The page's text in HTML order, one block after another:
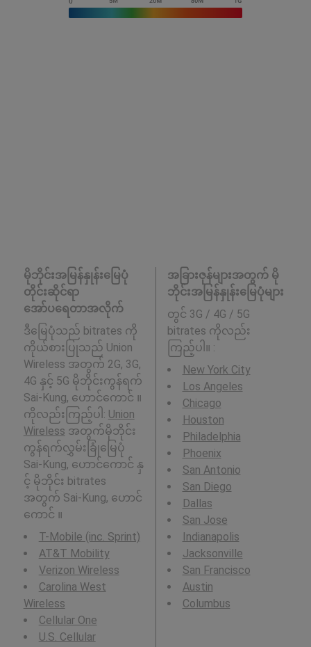
မိုဘိုင်းအမြန်နှုန်းမြေပုံ
တိုင်းဆိုင်ရာ
အော်ပရေတာအလိုက်
ဒီမြေပုံသည် bitrates ကို
ကိုယ်စားပြုသည် Union
Wireless အတွက် 2G, 3G,
4G နှင့် 5G မိုဘိုင်းကွန်ရက်
Sai-Kung, ဟောင်ကောင် ။
ကိုလည်းကြည့်ပါ: Union
Wireless အတွက်မိုဘိုင်း
ကွန်ရက်လွှမ်းခြုံမြေပုံ
Sai-Kung, ဟောင်ကောင် နှ
င့် မိုဘိုင်း bitrates
အတွက် Sai-Kung, ဟောင်
ကောင် ။
T-Mobile (inc. Sprint)
AT&T Mobility
Verizon Wireless
Carolina West
Wireless
Cellular One
U.S. Cellular
အခြားဇုန်များအတွက် မို
ဘိုင်းအမြန်နှုန်းမြေပုံများ
တွင် 3G / 4G / 5G
bitrates ကိုလည်း
ကြည့်ပါ။ :
New York City
Los Angeles
Chicago
Houston
Philadelphia
Phoenix
San Antonio
San Diego
Dallas
San Jose
Indianapolis
Jacksonville
San Francisco
Austin
Columbus